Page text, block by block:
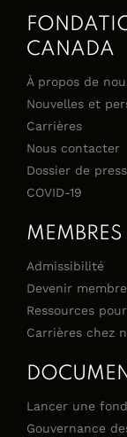
CANADA
À propos de
Nouvelles et
Carrières
Nous contacter
Dossier de
COVID-19
MEMBRES
Admissibilité
Devenir membre
Ressources
Carrières chez
Lancer une
Gouvernance